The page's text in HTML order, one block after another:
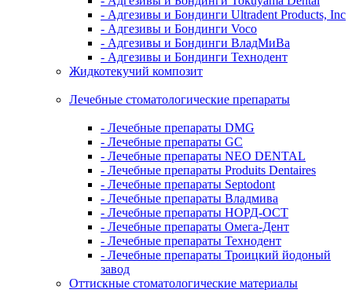
- Адгезивы и Бондинги Ultradent Products, Inc
- Адгезивы и Бондинги Voco
- Адгезивы и Бондинги ВладМиВа
- Адгезивы и Бондинги Технодент
Жидкотекучий композит
Лечебные стоматологические препараты
- Лечебные препараты DMG
- Лечебные препараты GC
- Лечебные препараты NEO DENTAL
- Лечебные препараты Produits Dentaires
- Лечебные препараты Septodont
- Лечебные препараты Владмива
- Лечебные препараты НОРД-ОСТ
- Лечебные препараты Омега-Дент
- Лечебные препараты Технодент
- Лечебные препараты Троицкий йодоный
завод
Оттискные стоматологические материалы